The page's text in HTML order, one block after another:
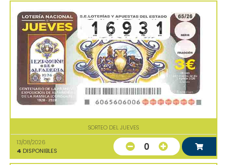
SORTEO DEL JUEVES
13/08/2026
4 DISPONIBLES 0